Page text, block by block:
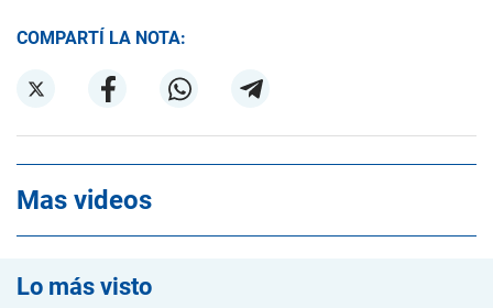
COMPARTÍ LA NOTA:
Mas videos
Lo más visto